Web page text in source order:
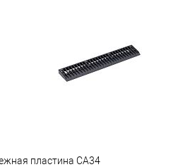
пластина CA34